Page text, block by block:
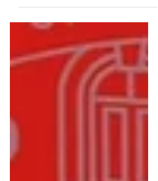
元饼家的家族创世故事已有一年的时
每一年便要好好怜取眼前人。感谢怡保
钟氏饼家的支持与垂爱，与本站分享
2022年度的创新传统月饼。 创始于
1949年的老字号，钟汉元饼家是居于怡
保72年之久的老字号饼家。身为传统...